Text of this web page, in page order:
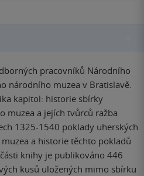
pracovníků Národního
národního muzea v Bratislavě.
kapitol: historie sbírky
muzea a jejích tvůrců ražba
1325-1540 poklady uherských
a historie těchto pokladů
knihy je publikováno 446
kusů uložených mimo sbírku